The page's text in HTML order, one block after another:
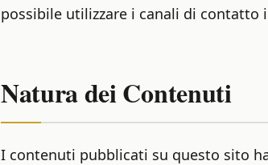
possibile utilizzare i canali di contatto
Natura dei Contenuti
I contenuti pubblicati su questo sito